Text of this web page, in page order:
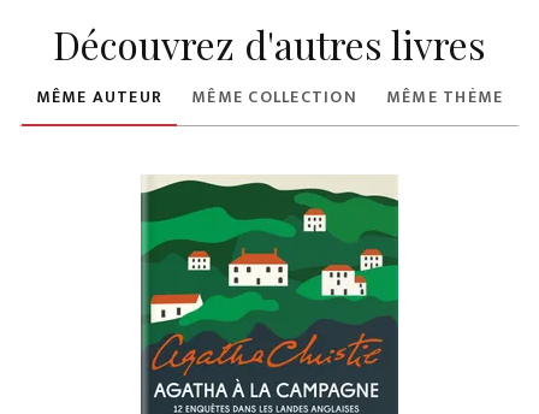
Découvrez d'autres livres
MÊME AUTEUR MÊME COLLECTION MÊME THÈME